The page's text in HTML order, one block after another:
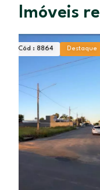
Imóveis